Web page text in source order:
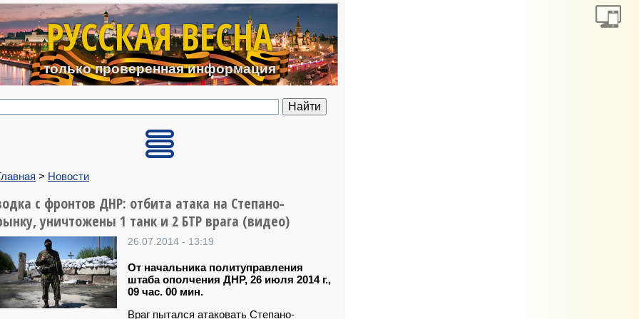
Перейти к основному содержанию
РУССКАЯ ВЕСНА
только проверенная информация
> Новости
с фронтов ДНР: отбита атака на Степано-
уничтожены 1 танк и 2 БТР врага (видео)
26.07.2014 - 13:19
От начальника политуправления
штаба ополчения ДНР, 26 июля 2014 г.,
09 час. 00 мин.
Враг пытался атаковать Степано-